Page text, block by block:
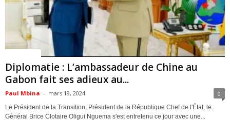
Diplomatie : L’ambassadeur de Chine au
Gabon fait ses adieux au...
Paul Mbina - mars 19, 2024 0
Le Président de la Transition, Président de la République Chef de l'État, le
Général Brice Clotaire Oligui Nguema s'est entretenu ce jour avec une...